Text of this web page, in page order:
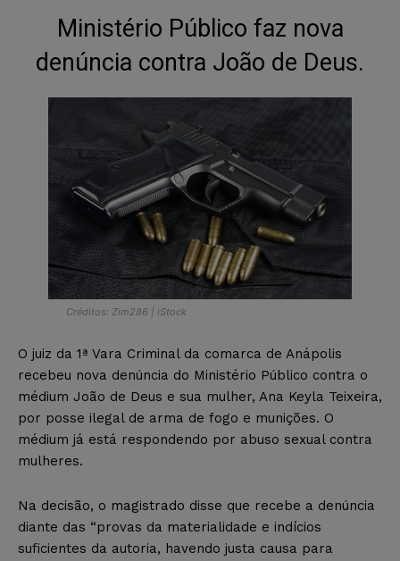
Ministério Público faz nova
denúncia contra João de Deus.
Créditos: Zim286 | iStock
O juiz da 1ª Vara Criminal da comarca de Anápolis
recebeu nova denúncia do Ministério Público contra o
médium João de Deus e sua mulher, Ana Keyla Teixeira,
por posse ilegal de arma de fogo e munições. O
médium já está respondendo por abuso sexual contra
mulheres.
Na decisão, o magistrado disse que recebe a denúncia
diante das “provas da materialidade e indícios
suficientes da autoria, havendo justa causa para